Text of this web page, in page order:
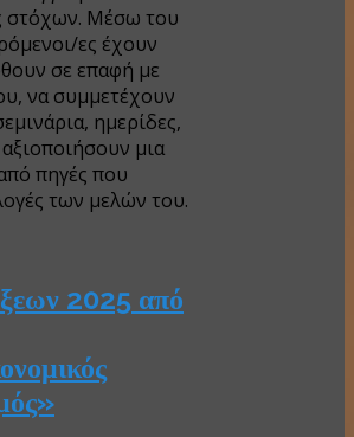
στόχων. Μέσω του
ες έχουν
σε επαφή με
να συμμετέχουν
ημερίδες,
μια
πηγές που
των μελών του.
2025 από